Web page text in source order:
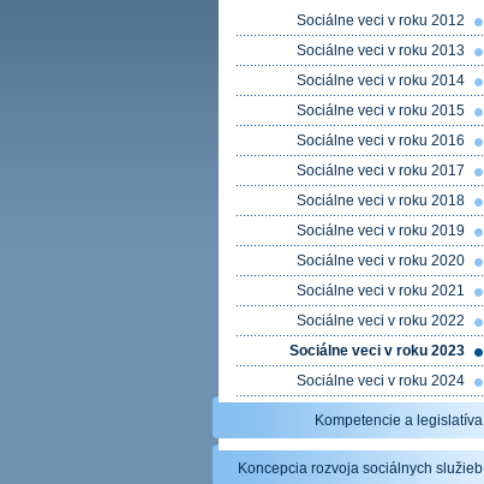
Sociálne veci v roku 2012
Sociálne veci v roku 2013
Sociálne veci v roku 2014
Sociálne veci v roku 2015
Sociálne veci v roku 2016
Sociálne veci v roku 2017
Sociálne veci v roku 2018
Sociálne veci v roku 2019
Sociálne veci v roku 2020
Sociálne veci v roku 2021
Sociálne veci v roku 2022
Sociálne veci v roku 2023
Sociálne veci v roku 2024
Kompetencie a legislatíva
Koncepcia rozvoja sociálnych služieb